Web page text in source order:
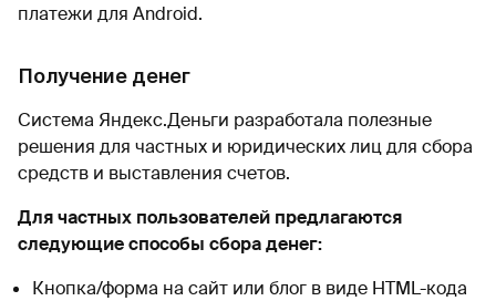
платежи для Android.
Получение денег
Система Яндекс.Деньги разработала полезные
решения для частных и юридических лиц для сбора
средств и выставления счетов.
Для частных пользователей предлагаются
следующие способы сбора денег:
Кнопка/форма на сайт или блог в виде HTML-кода